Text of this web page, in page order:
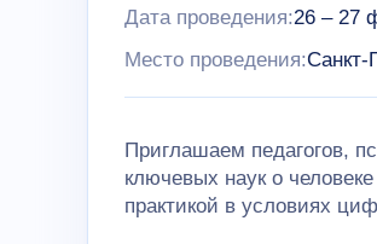
Дата проведения:26 – 27
Место проведения:Санкт-
Приглашаем педагогов,
ключевых наук о
практикой в условиях